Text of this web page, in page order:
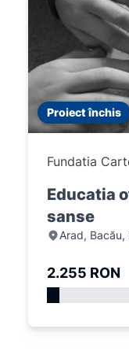
Proiect închis
Fundatia
Educatia
sanse
Arad, Bacău,
2.255 RON